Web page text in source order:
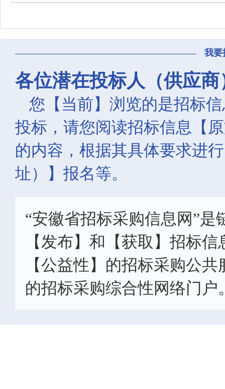
我要
各位潜在投标人（供应商
您【当前】浏览的是招标
投标，请您阅读招标信息【
的内容，根据其具体要求进
址）】报名等。
“安徽省招标采购信息网”
【发布】和【获取】招标
【公益性】的招标采购公
的招标采购综合性网络门户